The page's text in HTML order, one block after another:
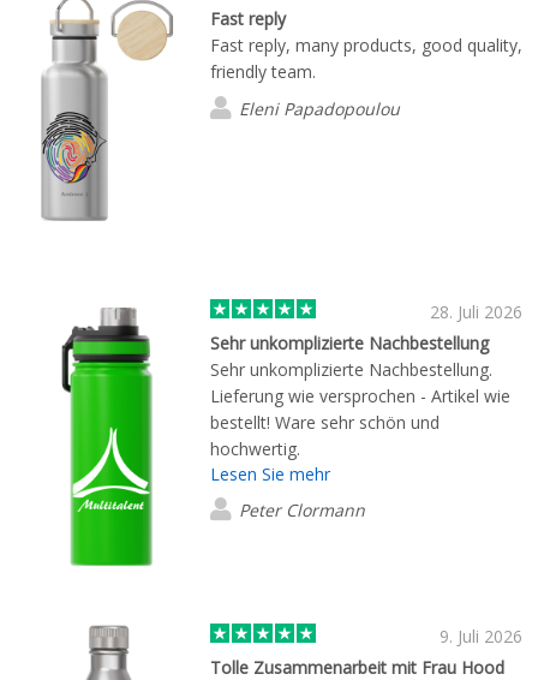
Fast reply
Fast reply, many products, good quality,
friendly team.
Eleni Papadopoulou
28. Juli 2026
Sehr unkomplizierte Nachbestellung
Sehr unkomplizierte Nachbestellung.
Lieferung wie versprochen - Artikel wie
bestellt! Ware sehr schön und
hochwertig.
Lesen Sie mehr
Peter Clormann
9. Juli 2026
Tolle Zusammenarbeit mit Frau Hood